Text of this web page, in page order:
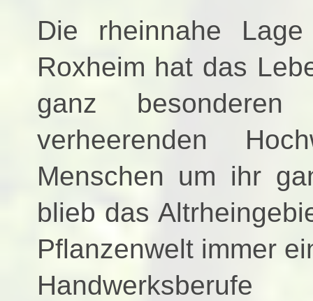
Die rheinnahe
Roxheim hat das
ganz
verheerenden
Menschen um ihr
blieb das
Pflanzenwelt immer